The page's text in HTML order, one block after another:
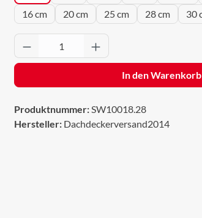
16 cm
20 cm 25 cm 28 cm 30
Produkt Anzahl: Gib den
In den Warenkorb
Produktnummer:SW10018.28
Hersteller: Dachdeckerversand2014